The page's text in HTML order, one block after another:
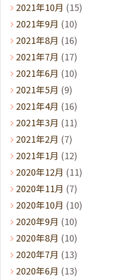
2021年10月 (15)
2021年9月 (10)
2021年8月 (16)
2021年7月 (17)
2021年6月 (10)
2021年5月 (9)
2021年4月 (16)
2021年3月 (11)
2021年2月 (7)
2021年1月 (12)
2020年12月 (11)
2020年11月 (7)
2020年10月 (10)
2020年9月 (10)
2020年8月 (10)
2020年7月 (13)
2020年6月 (13)